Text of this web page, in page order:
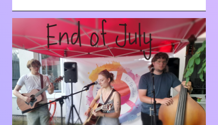
Next Concert